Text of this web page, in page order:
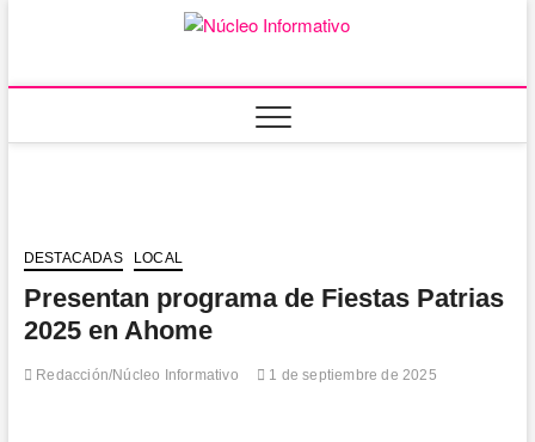
DEL ESTADO DE
DESTACADAS LOCAL
Presentan programa de Fiestas Patrias
2025 en Ahome
Redacción/Núcleo Informativo 1 de septiembre de 2025